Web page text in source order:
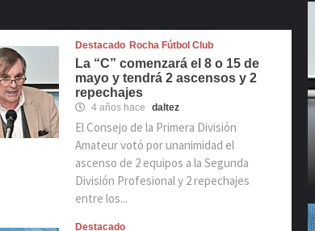
Destacado Rocha Fútbol Club
La “C” comenzará el 8 o 15 de
mayo y tendrá 2 ascensos y 2
repechajes
4 años hace daltez
El Consejo de la Primera División
Amateur votó por unanimidad el
ascenso de 2 equipos a la Segunda
División Profesional y 2 repechajes
entre los...
Destacado